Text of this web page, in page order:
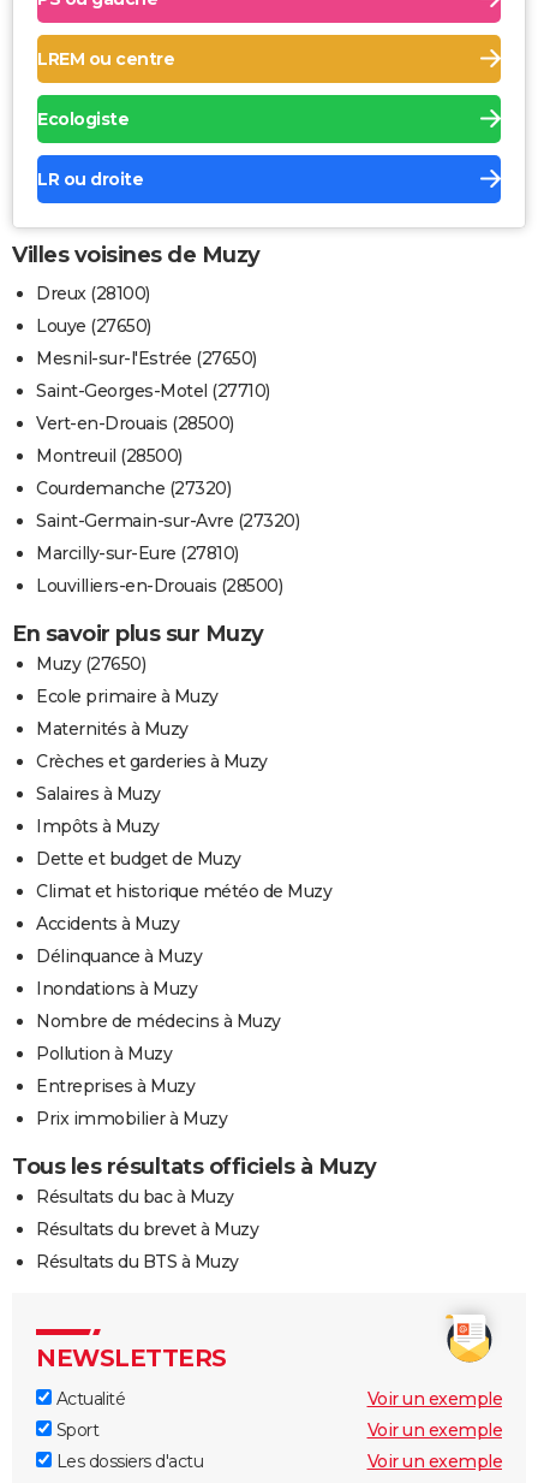
LREM ou centre
Ecologiste
LR ou droite
Villes voisines de Muzy
Dreux (28100)
Louye (27650)
Mesnil-sur-l'Estrée (27650)
Saint-Georges-Motel (27710)
Vert-en-Drouais (28500)
Montreuil (28500)
Courdemanche (27320)
Saint-Germain-sur-Avre (27320)
Marcilly-sur-Eure (27810)
Louvilliers-en-Drouais (28500)
En savoir plus sur Muzy
Muzy (27650)
Ecole primaire à Muzy
Maternités à Muzy
Crèches et garderies à Muzy
Salaires à Muzy
Impôts à Muzy
Dette et budget de Muzy
Climat et historique météo de Muzy
Accidents à Muzy
Délinquance à Muzy
Inondations à Muzy
Nombre de médecins à Muzy
Pollution à Muzy
Entreprises à Muzy
Prix immobilier à Muzy
Tous les résultats officiels à Muzy
Résultats du bac à Muzy
Résultats du brevet à Muzy
Résultats du BTS à Muzy
NEWSLETTERS
Actualité
Voir un exemple
Sport
Voir un exemple
Les dossiers d'actu
Voir un exemple